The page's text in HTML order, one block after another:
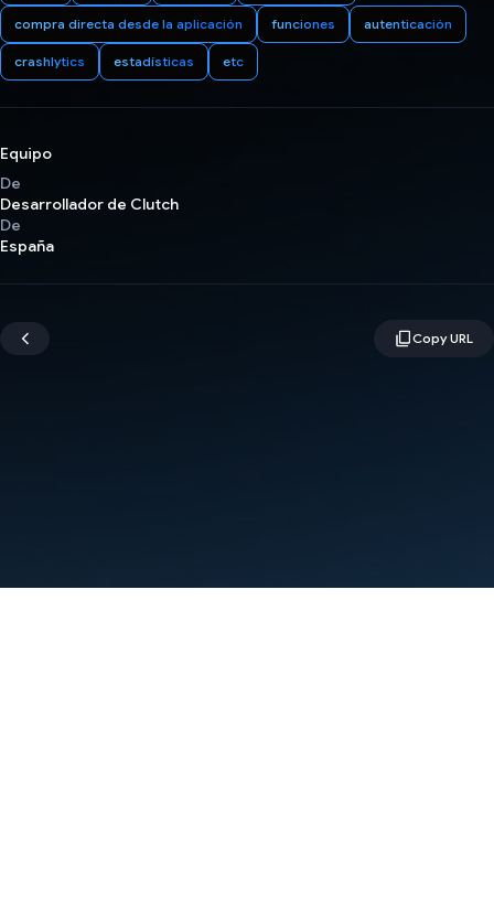
compra directa desde la aplicación funciones autenticación
crashlytics estadísticas etc
Equipo
De
Desarrollador de Clutch
De
España